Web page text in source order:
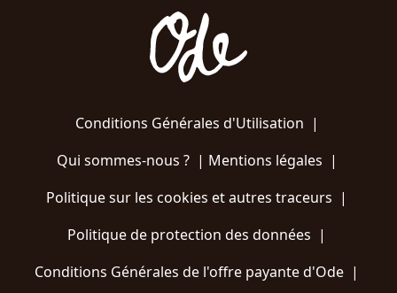
Conditions Générales d'Utilisation |
Qui sommes-nous ?| Mentions légales |
Politique sur les cookies et autres traceurs |
Politique de protection des données |
Conditions Générales de l'offre payante d'Ode |